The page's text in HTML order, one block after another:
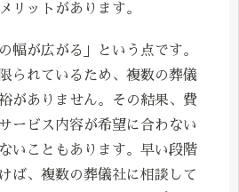
リットがあります。
幅が広がる」という点です。
られているため、複数の葬儀
がありません。その結果、費
ービス内容が希望に合わない
いこともあります。早い段階
ば、複数の葬儀社に相談して